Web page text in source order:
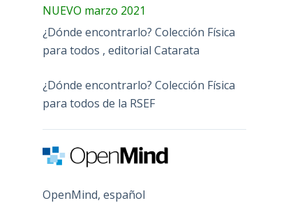
NUEVO marzo 2021
¿Dónde encontrarlo? Colección Física
para todos , editorial Catarata
¿Dónde encontrarlo? Colección Física
para todos de la RSEF
OpenMind, español